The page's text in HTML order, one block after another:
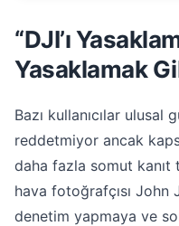
“DJI’ı
Yasaklamak
Bazı kullanıcılar
reddetmiyor ancak
daha fazla somut
hava fotoğrafçısı
denetim yapmaya ve